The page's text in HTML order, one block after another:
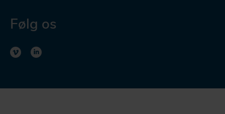
Følg os